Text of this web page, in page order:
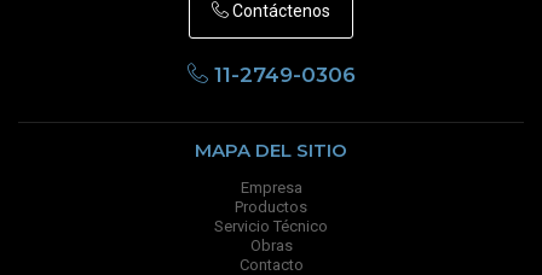
Contáctenos
11-2749-0306
MAPA DEL SITIO
Empresa
Productos
Servicio Técnico
Obras
Contacto